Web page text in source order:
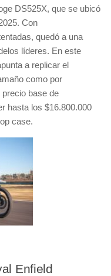
DS525X, que se ubicó
Con
quedó a una
líderes. En este
a replicar el
como por
base de
hasta los $16.800.000
case.
Enfield